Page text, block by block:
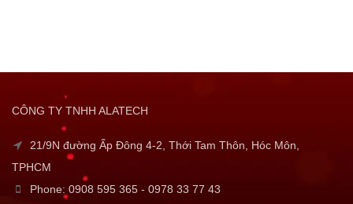
CÔNG TY TNHH ALATECH
21/9N đường Ấp Đông 4-2, Thới Tam Thôn, Hóc Môn,
TPHCM
Phone: 0908 595 365 - 0978 33 77 43